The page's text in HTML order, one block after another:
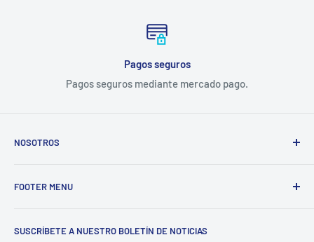
Pagos seguros
Pagos seguros mediante mercado pago.
NOSOTROS
de ofrecer refacciones para aparatos electrodomésticos y
restaurantera e industrial.
FOOTER MENU
Catálogo
SUSCRÍBETE A NUESTRO BOLETÍN DE NOTICIAS